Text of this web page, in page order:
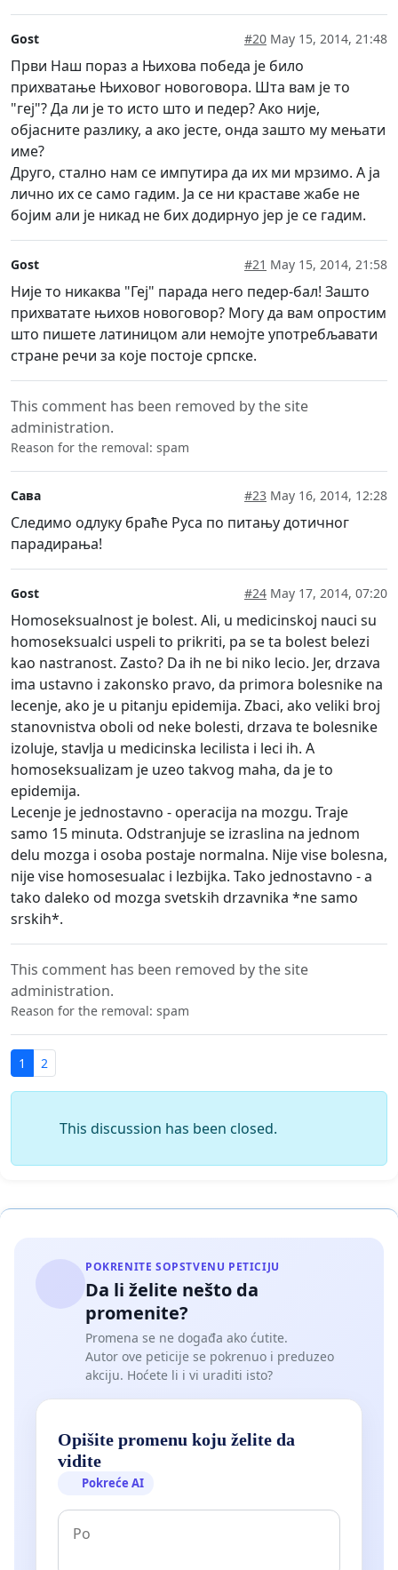
Gost #20 May 15, 2014, 21:48
Први Наш пораз а Њихова победа је било
прихватање Њиховог новоговора. Шта вам је то
"геј"? Да ли је то исто што и педер? Ако није,
објасните разлику, а ако јесте, онда зашто му мењати
име?
Друго, стално нам се импутира да их ми мрзимо. А ја
лично их се само гадим. Ја се ни краставе жабе не
бојим али је никад не бих додирнуо јер је се гадим.
Gost #21 May 15, 2014, 21:58
Није то никаква "Геј" парада него педер-бал! Зашто
прихватате њихов новоговор? Могу да вам опростим
што пишете латиницом али немојте употребљавати
стране речи за које постоје српске.
This comment has been removed by the site
administration.
Reason for the removal: spam
Сава #23 May 16, 2014, 12:28
Следимо одлуку браће Руса по питању дотичног
парадирања!
Gost #24 May 17, 2014, 07:20
Homoseksualnost je bolest. Ali, u medicinskoj nauci su
homoseksualci uspeli to prikriti, pa se ta bolest belezi
kao nastranost. Zasto? Da ih ne bi niko lecio. Jer, drzava
ima ustavno i zakonsko pravo, da primora bolesnike na
lecenje, ako je u pitanju epidemija. Zbaci, ako veliki broj
stanovnistva oboli od neke bolesti, drzava te bolesnike
izoluje, stavlja u medicinska lecilista i leci ih. A
homoseksualizam je uzeo takvog maha, da je to
epidemija.
Lecenje je jednostavno - operacija na mozgu. Traje
samo 15 minuta. Odstranjuje se izraslina na jednom
delu mozga i osoba postaje normalna. Nije vise bolesna,
nije vise homosesualac i lezbijka. Tako jednostavno - a
tako daleko od mozga svetskih drzavnika *ne samo
srskih*.
This comment has been removed by the site
administration.
Reason for the removal: spam
1 2
This discussion has been closed.
POKRENITE SOPSTVENU PETICIJU
Da li želite nešto da
promenite?
Promena se ne događa ako ćutite.
Autor ove peticije se pokrenuo i preduzeo
akciju. Hoćete li i vi uraditi isto?
Opišite promenu koju želite da
vidite
Pokreće AI